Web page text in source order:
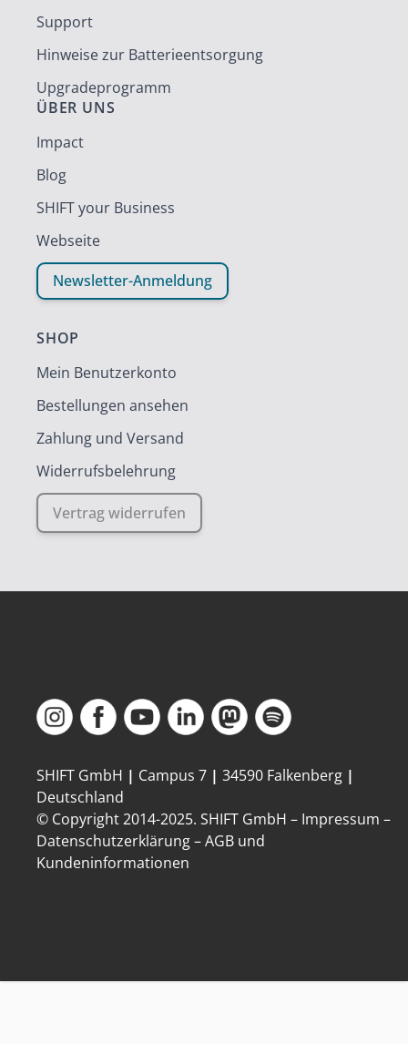
Support
Hinweise zur Batterieentsorgung
Upgradeprogramm
ÜBER UNS
Impact
Blog
SHIFT your Business
Webseite
Newsletter-Anmeldung
SHOP
Mein Benutzerkonto
Bestellungen ansehen
Zahlung und Versand
Widerrufsbelehrung
Vertrag widerrufen
SHIFT GmbH | Campus 7 | 34590 Falkenberg |
Deutschland
© Copyright 2014-2025. SHIFT GmbH – Impressum –
Datenschutzerklärung–AGB und
Kundeninformationen